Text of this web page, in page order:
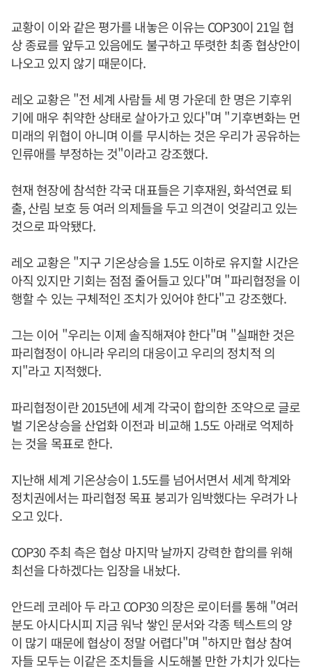
교황이 이와 같은 평가를 내놓은 이유는 COP30이 21일 협
상 종료를 앞두고 있음에도 불구하고 뚜렷한 최종 협상안이
나오고 있지 않기 때문이다.
레오 교황은 "전 세계 사람들 세 명 가운데 한 명은 기후위
기에 매우 취약한 상태로 살아가고 있다"며 "기후변화는 먼
미래의 위협이 아니며 이를 무시하는 것은 우리가 공유하는
인류애를 부정하는 것"이라고 강조했다.
현재 현장에 참석한 각국 대표들은 기후재원, 화석연료 퇴
출, 산림 보호 등 여러 의제들을 두고 의견이 엇갈리고 있는
것으로 파악됐다.
레오 교황은 "지구 기온상승을 1.5도 이하로 유지할 시간은
아직 있지만 기회는 점점 줄어들고 있다"며 "파리협정을 이
행할 수 있는 구체적인 조치가 있어야 한다"고 강조했다.
그는 이어 "우리는 이제 솔직해져야 한다"며 "실패한 것은
파리협정이 아니라 우리의 대응이고 우리의 정치적 의
지"라고 지적했다.
파리협정이란 2015년에 세계 각국이 합의한 조약으로 글로
벌 기온상승을 산업화 이전과 비교해 1.5도 아래로 억제하
는 것을 목표로 한다.
지난해 세계 기온상승이 1.5도를 넘어서면서 세계 학계와
정치권에서는 파리협정 목표 붕괴가 임박했다는 우려가 나
오고 있다.
COP30 주최 측은 협상 마지막 날까지 강력한 합의를 위해
최선을 다하겠다는 입장을 내놨다.
안드레 코레아 두 라고 COP30 의장은 로이터를 통해 "여러
분도 아시다시피 지금 워낙 쌓인 문서와 각종 텍스트의 양
이 많기 때문에 협상이 정말 어렵다"며 "하지만 협상 참여
자들 모두는 이같은 조치들을 시도해볼 만한 가치가 있다는